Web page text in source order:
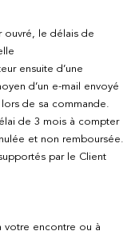
ouvré, le délais de
ensuite d’une
d’un e-mail envoyé
lors de sa commande.
de 3 mois à compter
et non remboursée.
par le Client
votre encontre ou à